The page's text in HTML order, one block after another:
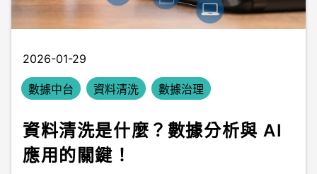
2026-01-29
數據中台 資料清洗 數據治理
資料清洗是什麼？數據分析與 AI
應用的關鍵！